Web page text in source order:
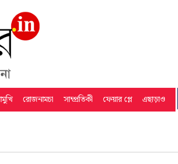
রোজনামচা সাম্প্রতিকী ফেয়ার প্লে এছাড়াও